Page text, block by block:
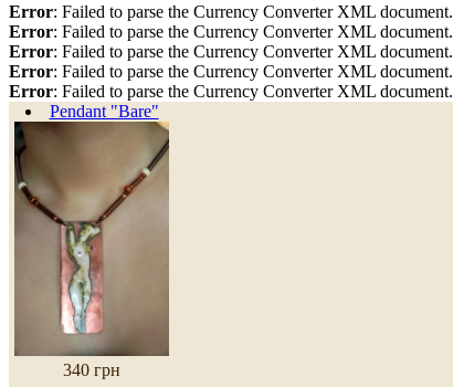
Error: Failed to parse the Currency Converter XML document.
Error: Failed to parse the Currency Converter XML document.
Error: Failed to parse the Currency Converter XML document.
Error: Failed to parse the Currency Converter XML document.
Error: Failed to parse the Currency Converter XML document.
Pendant "Bare"
340 грн